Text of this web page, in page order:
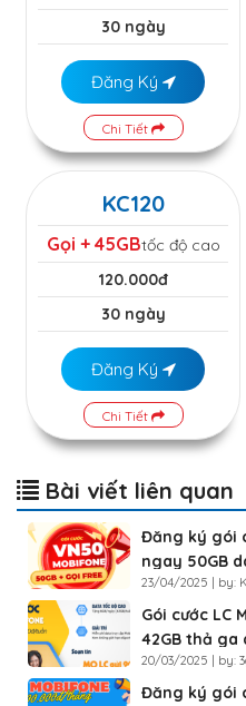
30 ngày
Đăng Ký
Chi Tiết
KC120
Gọi + 45GBtốc độ cao
120.000đ
30 ngày
Đăng Ký
Chi Tiết
Bài viết liên quan
Đăng ký gói
ngay 50GB
23/04/2025 | by:
Gói cước LC
42GB thả ga
20/03/2025 | by:
Đăng ký gói